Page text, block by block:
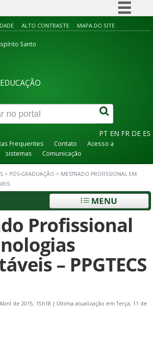
Simplifique!
Canais
ALTO CONTRASTE MAPA DO SITE
Santo
PT EN FR DE ES
Frequentes Contato
Acesso a
sistemas
Comunicação
> PÓS-GRADUAÇÃO > MESTRADO PROFISSIONAL EM
MENU
Profissional
– PPGTECS
de 2015, 15h18 | Última atualização em Terça, 11 de